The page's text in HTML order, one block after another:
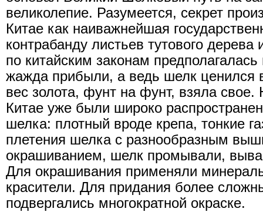
великолепие. Разумеется, секрет
Китае как наиважнейшая
контрабанду листьев тутового
по китайским законам
жажда прибыли, а ведь шелк ценился
вес золота, фунт на фунт, взяла
Китае уже были широко
шелка: плотный вроде крепа, тонкие
плетения шелка с разнообразным
окрашиванием, шелк промывали,
Для окрашивания применяли
красители. Для придания более
подвергались многократной окраске.